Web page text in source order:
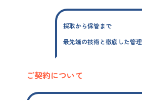
採取から保管まで
最先端の技術と徹底した管理
ご契約について